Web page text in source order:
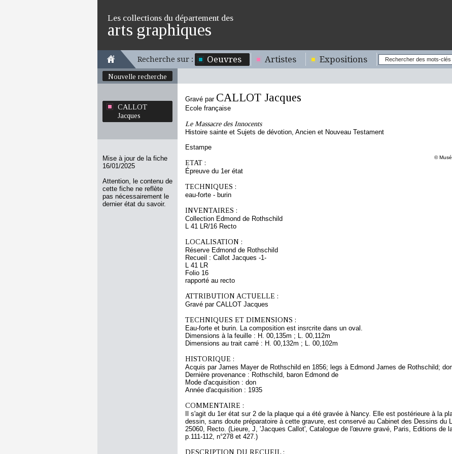
Les collections du département des
arts graphiques
Recherche sur : Oeuvres Artistes Expositions
Nouvelle recherche
CALLOT
Jacques
Mise à jour de la fiche
16/01/2025
Attention, le contenu de
cette fiche ne reflète
pas nécessairement le
dernier état du savoir.
©
Gravé par CALLOT Jacques
Ecole française
Le Massacre des Innocents
Histoire sainte et Sujets de dévotion, Ancien et Nouveau Testament
Estampe
ETAT :
Épreuve du 1er état
TECHNIQUES :
eau-forte - burin
INVENTAIRES :
Collection Edmond de Rothschild
L 41 LR/16 Recto
LOCALISATION :
Réserve Edmond de Rothschild
Recueil : Callot Jacques -1-
L 41 LR
Folio 16
rapporté au recto
ATTRIBUTION ACTUELLE :
Gravé par CALLOT Jacques
TECHNIQUES ET DIMENSIONS :
Eau-forte et burin. La composition est insrcrite dans un oval.
Dimensions à la feuille : H. 00,135m ; L. 00,112m
Dimensions au trait carré : H. 00,132m ; L. 00,102m
HISTORIQUE :
Acquis par James Mayer de Rothschild en 1856; legs à Edmond James de Rothschild;
Dernière provenance : Rothschild, baron Edmond de
Mode d'acquisition : don
Année d'acquisition : 1935
COMMENTAIRE :
Il s'agit du 1er état sur 2 de la plaque qui a été gravée à Nancy. Elle est postérieure à la
dessin, sans doute préparatoire à cette gravure, est conservé au Cabinet des Dessins du
25060, Recto. (Lieure, J, 'Jacques Callot', Catalogue de l'œuvre gravé, Paris, Editions de
p.111-112, n°278 et 427.)
DESCRIPTION DU RECUEIL :